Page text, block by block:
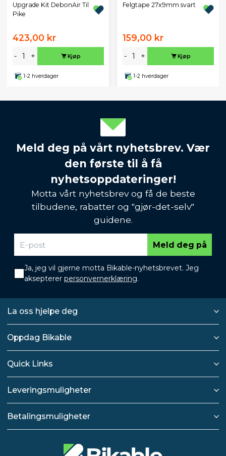
Upgrade Kit DebonAir Til
Pike
423,00 kr
- + Kjøp
1-2 hverdager
Felgtape 27x9mm svart
159,00 kr
- + Kjøp
1-2 hverdager
Meld deg på vårt nyhetsbrev. Vær
den første til å få
nyhetsoppdateringer!
Motta vårt nyhetsbrev og få de beste
tilbudene, rabatter og "gjør-det-selv"
guidene.
Meld deg på
Ja, jeg vil gjerne motta Bikable-nyhetsbrevet. Jeg
aksepterer personvernerklæring.
La oss hjelpe deg
Oppdag Bikable
Quick Links
Leveringsmuligheter
Betalingsmuligheter